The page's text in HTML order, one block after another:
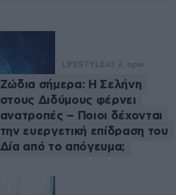
LIFESTYLE43 λ. πριν
Ζώδια σήμερα: Η Σελήνη
στους Διδύμους φέρνει
ανατροπές – Ποιοι δέχονται
την ευεργετική επίδραση του
Δία από το απόγευμα;